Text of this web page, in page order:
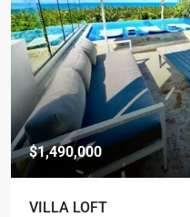
$1,490,000
VILLA LOFT